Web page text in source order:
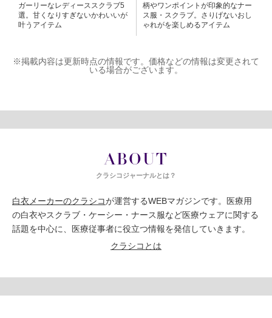
ガーリーなレディーススクラブ5
選。甘くなりすぎないかわいいが
叶うアイテム
柄やワンポイントが印象的なナー
ス服・スクラブ。さりげないおし
ゃれがを楽しめるアイテム
※掲載内容は更新時点の情報です。価格などの情報は変更されて
いる場合がございます。
ABOUT
クラシコジャーナルとは？
白衣メーカーのクラシコが運営するWEBマガジンです。医療用
の白衣やスクラブ・ケーシー・ナース服など医療ウェアに関する
話題を中心に、医療従事者に役立つ情報を発信していきます。
クラシコとは